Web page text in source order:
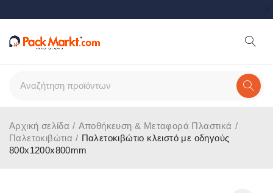
Αρχική σελίδα / Αποθήκευση & Μεταφορά Πλαστικά /
Παλετοκιβώτια / Παλετοκιβώτιο κλειστό με οδηγούς
800x1200x800mm